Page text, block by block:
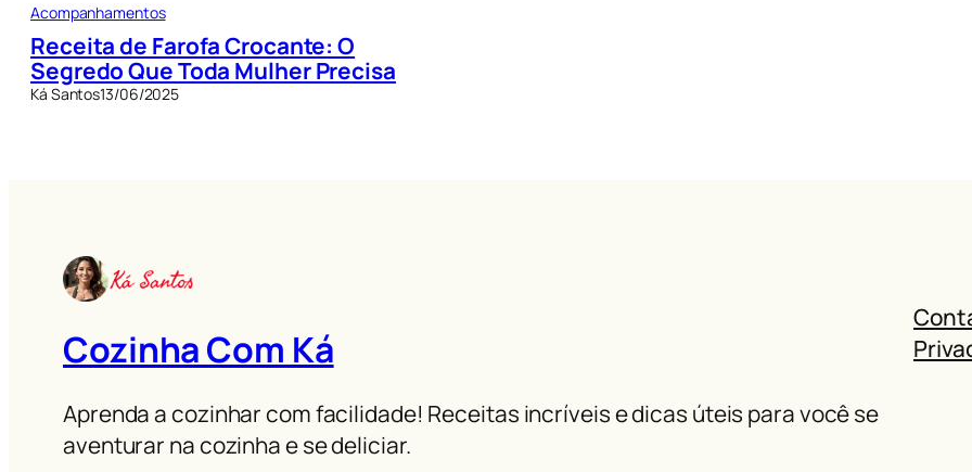
Acompanhamentos
Receita de Farofa Crocante: O
Segredo Que Toda Mulher Precisa
Ká Santos13/06/2025
Cozinha Com Ká
Aprenda a cozinhar com facilidade! Receitas incríveis e dicas úteis para você se
aventurar na cozinha e se deliciar.